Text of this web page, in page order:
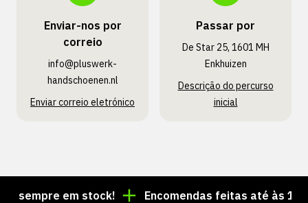
Enviar-nos por
correio
info@pluswerk­
handschoenen.nl
Enviar correio eletrónico
Passar por
De Star 25, 1601 MH
Enkhuizen
Descrição do percurso
inicial
em stock!
Encomendas feitas até às 15:00